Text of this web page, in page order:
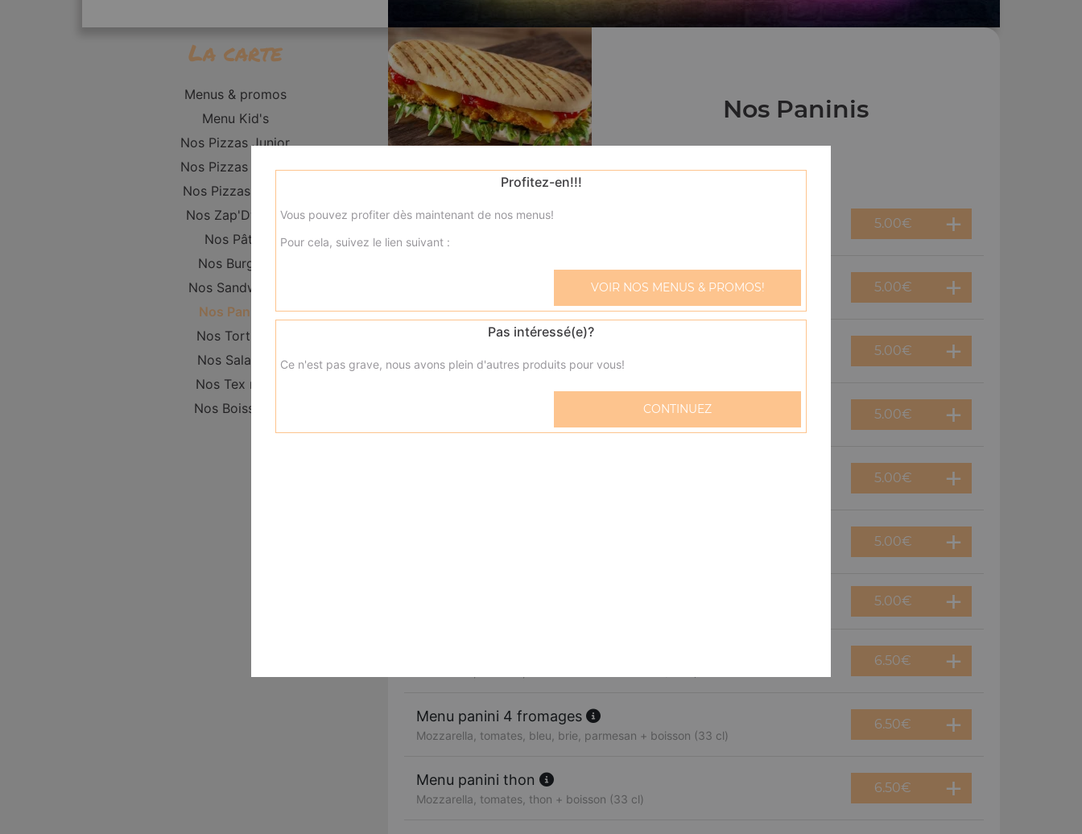
La carte
Menus & promos
Menu Kid's
Nos Pizzas Junior
Nos Pizzas Senior
Nos Pizzas Méga
Nos Zap'Dwichs
Nos Pâtes
Nos Burgers
Nos Sandwichs
Nos Paninis
Nos Tortillas
Nos Salades
Nos Tex mex
Nos Boissons
Nos Paninis
Panini viande hachée
Mozzarella, tomates, viande hachée
5.00€
5.00€
Mozzarella, tomates, thon
5.00€
Mozzarella, tomates, poulet
5.00€
5.00€
5.00€
5.00€
6.50€
Menu panini 4 fromages
Mozzarella, tomates, bleu, brie, parmesan + boisson (33 cl)
6.50€
Menu panini thon
Mozzarella, tomates, thon + boisson (33 cl)
6.50€
Profitez-en!!!
Vous pouvez profiter dès maintenant de nos menus!
Pour cela, suivez le lien suivant :
VOIR NOS MENUS & PROMOS!
Pas intéressé(e)?
Ce n'est pas grave, nous avons plein d'autres produits pour vous!
CONTINUEZ